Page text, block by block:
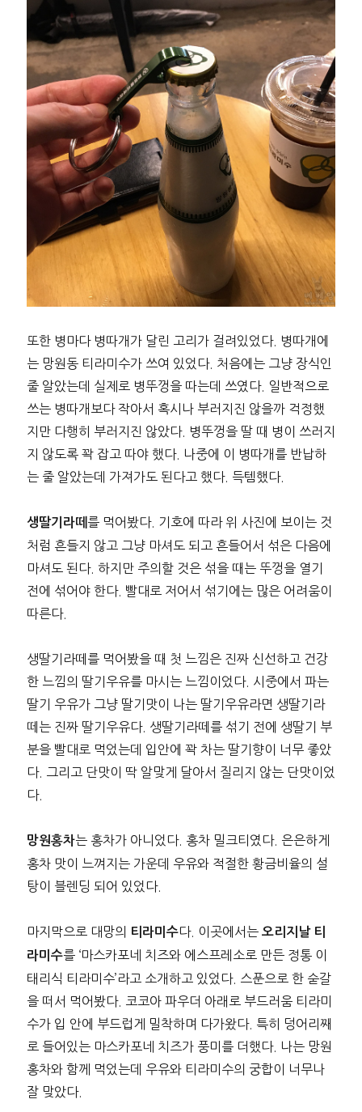
또한 병마다 병따개가 달린 고리가 걸려있었다. 병따개에
는 망원동 티라미수가 쓰여 있었다. 처음에는 그냥 장식인
줄 알았는데 실제로 병뚜껑을 따는데 쓰였다. 일반적으로
쓰는 병따개보다 작아서 혹시나 부러지진 않을까 걱정했
지만 다행히 부러지진 않았다. 병뚜껑을 딸 때 병이 쓰러지
지 않도록 꽉 잡고 따야 했다. 나중에 이 병따개를 반납하
는 줄 알았는데 가져가도 된다고 했다. 득템했다.
생딸기라떼 를 먹어봤다. 기호에 따라 위 사진에 보이는 것
처럼 흔들지 않고 그냥 마셔도 되고 흔들어서 섞은 다음에
마셔도 된다. 하지만 주의할 것은 섞을 때는 뚜껑을 열기
전에 섞어야 한다. 빨대로 저어서 섞기에는 많은 어려움이
따른다.
생딸기라떼를 먹어봤을 때 첫 느낌은 진짜 신선하고 건강
한 느낌의 딸기우유를 마시는 느낌이었다. 시중에서 파는
딸기 우유가 그냥 딸기맛이 나는 딸기우유라면 생딸기라
떼는 진짜 딸기우유다. 생딸기라떼를 섞기 전에 생딸기 부
분을 빨대로 먹었는데 입안에 꽉 차는 딸기향이 너무 좋았
다. 그리고 단맛이 딱 알맞게 달아서 질리지 않는 단맛이었
다.
망원홍차는 홍차가 아니었다. 홍차 밀크티였다. 은은하게
홍차 맛이 느껴지는 가운데 우유와 적절한 황금비율의 설
탕이 블렌딩 되어 있었다.
마지막으로 대망의 티라미수다. 이곳에서는오리지날 티
라미수를 ‘마스카포네 치즈와 에스프레소로 만든 정통 이
태리식 티라미수’라고 소개하고 있었다. 스푼으로 한 숟갈
을 떠서 먹어봤다. 코코아 파우더 아래로 부드러움 티라미
수가 입 안에 부드럽게 밀착하며 다가왔다. 특히 덩어리째
로 들어있는 마스카포네 치즈가 풍미를 더했다. 나는 망원
홍차와 함께 먹었는데 우유와 티라미수의 궁합이 너무나
잘 맞았다.